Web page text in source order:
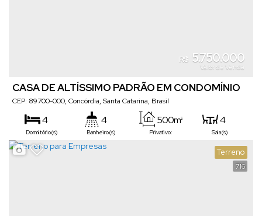
R$ 5.750.000
Valor de Venda
CASA DE ALTÍSSIMO PADRÃO EM CONDOMÍNIO
FECHADO
CEP: 89700-000, Concórdia, Santa Catarina, Brasil
4
Dormitório(s)
4
Banheiro(s) Privativo:
500m² 4
Sala(s)
2 3
716
Terreno